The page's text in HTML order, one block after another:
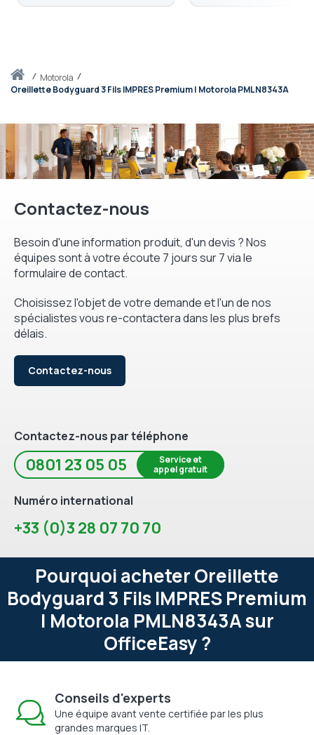
Accueilmotorola
Oreillette Bodyguard 3 Fils IMPRES Premium | Motorola PMLN8343A
Contactez-nous
Besoin d'une information produit, d'un devis ? Nos
équipes sont à votre écoute 7 jours sur 7 via le
formulaire de contact.
Choisissez l'objet de votre demande et l'un de nos
spécialistes vous re-contactera dans les plus brefs
délais.
Contactez-nous
Contactez-nous par téléphone
0801 23 05 05
Service et
appel gratuit
Numéro international
+33 (0)3 28 07 70 70
Pourquoi acheter Oreillette
Bodyguard 3 Fils IMPRES Premium
| Motorola PMLN8343A sur
OfficeEasy ?
Conseils d'experts
Une équipe avant vente certifiée par les plus
grandes marques IT.